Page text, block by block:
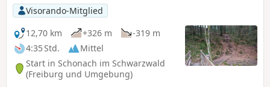
Visorando-Mitglied
12,70 km
+326 m
-319 m
4:35 Std.
Mittel
Start in Schonach im Schwarzwald
(Freiburg und Umgebung)